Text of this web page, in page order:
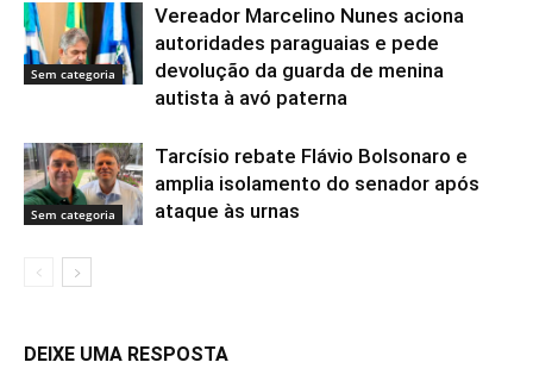
Sem categoria
Vereador Marcelino Nunes aciona
autoridades paraguaias e pede
devolução da guarda de menina
autista à avó paterna
Sem categoria
Tarcísio rebate Flávio Bolsonaro e
amplia isolamento do senador após
ataque às urnas
DEIXE UMA RESPOSTA